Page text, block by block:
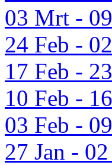
03 Mrt -
24 Feb -
17 Feb -
10 Feb -
03 Feb -
27 Jan -